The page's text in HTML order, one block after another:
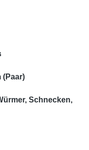
(Paar)
Schnecken,